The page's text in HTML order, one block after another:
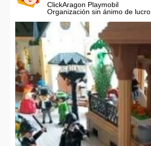
ClickAragon Playmobil
Organización sin ánimo de lucro